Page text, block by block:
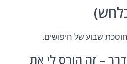
שבוע של חיפושים.
– זה הורס לי את